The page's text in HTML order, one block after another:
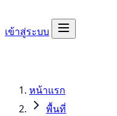
เข้าสู่ระบบ
หน้าแรก
พื้นที่